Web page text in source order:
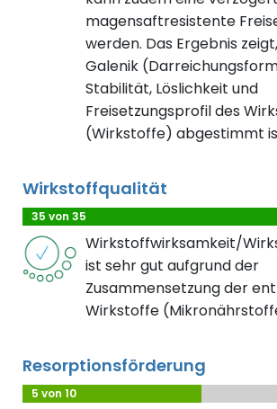
magensaftresistente
werden. Das Ergebnis
Galenik
Stabilität, Löslichkeit und
Freisetzungsprofil des
(Wirkstoffe) abgestimmt
Wirkstoffqualität
35 von 35
Wirkstoffwirksamkeit/
ist sehr gut aufgrund der
Zusammensetzung der
Wirkstoffe
Resorptionsförderung
5 von 10